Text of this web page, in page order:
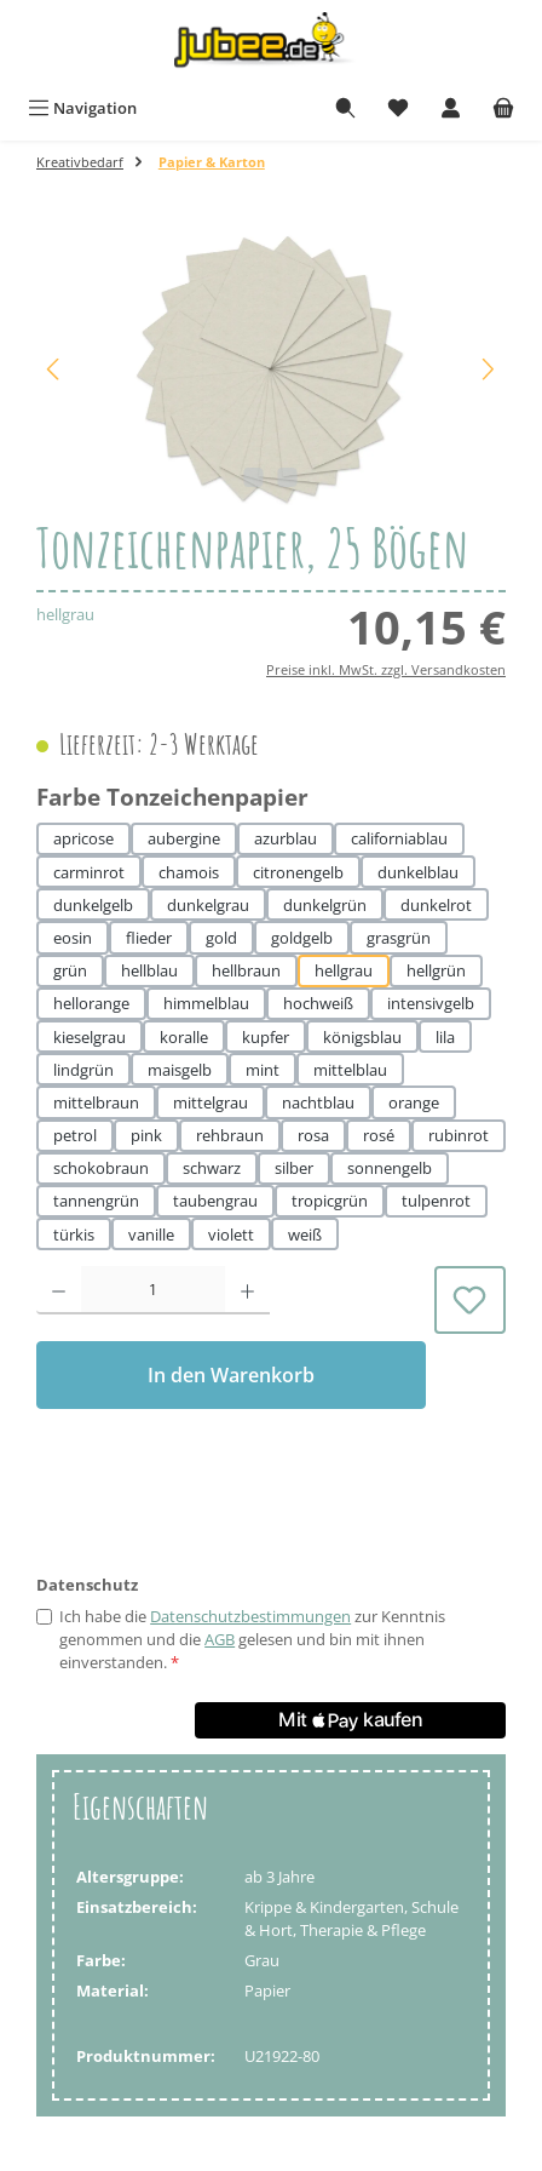
Navigation
Kreativbedarf Papier & Karton
Tonzeichenpapier, 25 Bögen
hellgrau 10,15 €
Preise inkl. MwSt. zzgl. Versandkosten
Lieferzeit: 2-3 Werktage
Farbe Tonzeichenpapierauswählen
apricose aubergine azurblau
californiablau
carminrot
chamois citronengelb
dunkelblau
dunkelgelb
dunkelgrau dunkelgrün
dunkelrot
eosin
flieder gold goldgelb
grasgrün
grün
hellblau hellbraun hellgrau
hellgrün
hellorange
himmelblau hochweiß
intensivgelb
kieselgrau
koralle kupfer königsblau
lila
lindgrün
maisgelb mint
mittelblau
mittelbraun
mittelgrau nachtblau
orange
petrol
pink rehbraun rosa rosé
rubinrot
schokobraun
schwarz silber
sonnengelb
tannengrün
taubengrau tropicgrün
tulpenrot
türkis
vanille violett weiß
Produkt Anzahl: Gib den gewünschten Wert ein oder benutze die
In den Warenkorb
Datenschutz
Ich habe die Datenschutzbestimmungen zur Kenntnis
genommen und dieAGBgelesen und bin mit ihnen
einverstanden.*
Eigenschaften
Altersgruppe:
ab 3 Jahre
Einsatzbereich:
Krippe & Kindergarten, Schule
& Hort, Therapie & Pflege
Farbe:
Grau
Material:
Papier
Produktnummer: U21922-80